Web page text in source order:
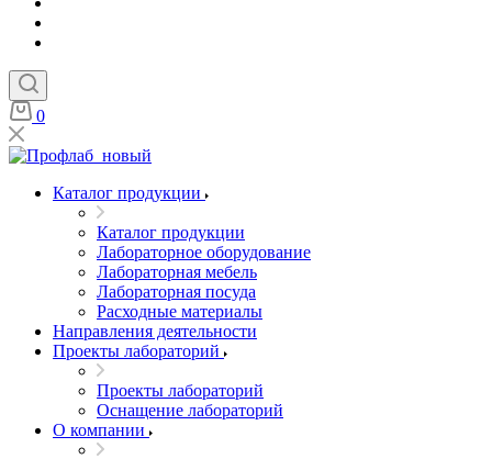
0
Каталог продукции
Каталог продукции
Лабораторное оборудование
Лабораторная мебель
Лабораторная посуда
Расходные материалы
Направления деятельности
Проекты лабораторий
Проекты лабораторий
Оснащение лабораторий
О компании